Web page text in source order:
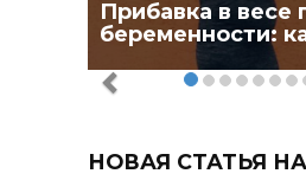
Прибавка в весе
беременности:
НОВАЯ СТАТЬЯ